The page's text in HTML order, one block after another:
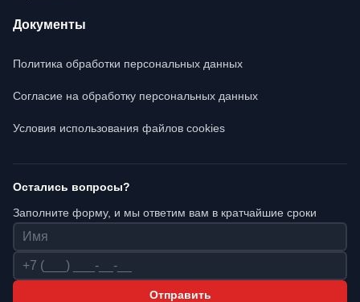
Документы
Политика обработки персональных данных
Согласие на обработку персональных данных
Условия использования файлов cookies
Остались вопросы?
Заполните форму, и мы ответим вам в кратчайшие сроки
Имя
Телефон
Отправить